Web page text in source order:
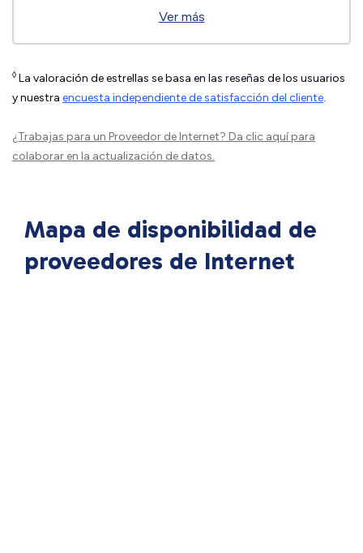
Ver más
◊ La valoración de estrellas se basa en las reseñas de los usuarios
y nuestra encuesta independiente de satisfacción del cliente.
¿Trabajas para un Proveedor de Internet? Da clic aquípara
colaborar en la actualización de datos.
Mapa de disponibilidad de
proveedores de Internet